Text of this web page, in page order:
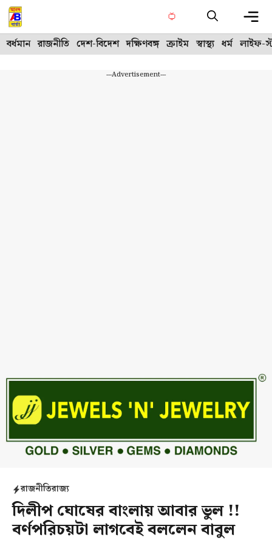
Skip
to
content
বর্ধমান রাজনীতি দেশ-বিদেশ দক্ষিণবঙ্গ ক্রাইম স্বাস্থ্য ধর্ম লাইফ-
---Advertisement---
রাজনীতিরাজ্য
দিলীপ ঘোষের বাংলায় আবার ভুল !!
বর্ণপরিচয়টা লাগবেই বললেন বাবুল